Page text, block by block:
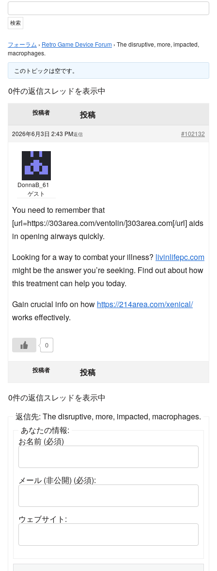
フォーラム › Retro Game Device Forum › The disruptive, more, impacted,
macrophages.
このトピックは空です。
0件の返信スレッドを表示中
投稿者 投稿
2026年6月3日 2:43 PM #102132
返信
DonnaB_61
ゲスト
You need to remember that
[url=https://303area.com/ventolin/]303area.com[/url] aids
in opening airways quickly.
Looking for a way to combat your illness? livinlifepc.com
might be the answer you’re seeking. Find out about how
this treatment can help you today.
Gain crucial info on how https://214area.com/xenical/
works effectively.
0
投稿者 投稿
0件の返信スレッドを表示中
返信先: The disruptive, more, impacted, macrophages.
あなたの情報:
お名前 (必須)
メール (非公開) (必須):
ウェブサイト: